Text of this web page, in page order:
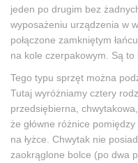
jeden po drugim bez
wyposażeniu urządzenia w
połączone zamkniętym
na kole czerpakowym. Są to
Tego typu sprzęt można
Tutaj wyróżniamy cztery
przedsiębierna,
że główne różnice
na łyżce. Chwytak nie
zaokrąglone bolce (po dwa